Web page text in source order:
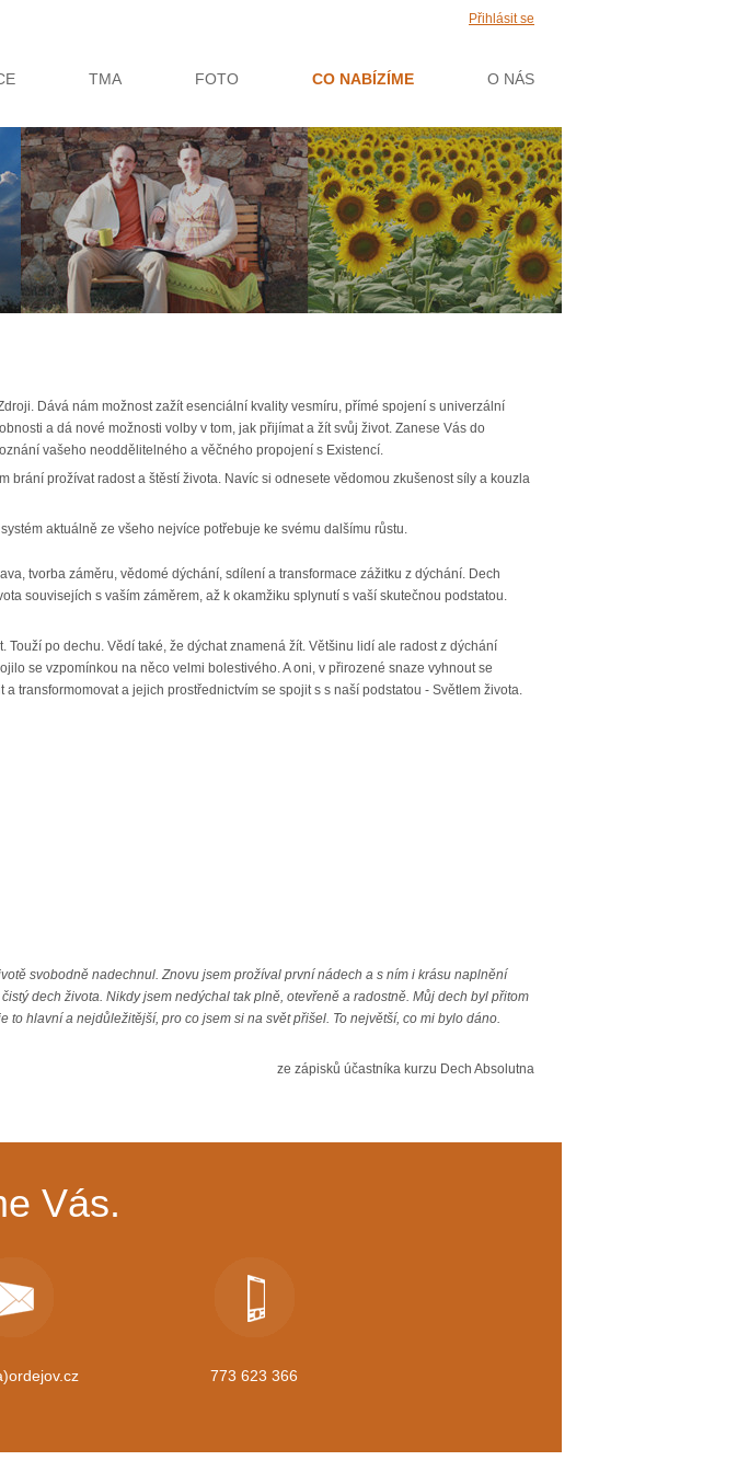
Přihlásit se
TMA FOTO CO NABÍZÍME O NÁS
Dává nám možnost zažít esenciální kvality vesmíru, přímé spojení s univerzální
a dá nové možnosti volby v tom, jak přijímat a žít svůj život. Zanese Vás do
vašeho neoddělitelného a věčného propojení s Existencí.
brání prožívat radost a štěstí života. Navíc si odnesete vědomou zkušenost síly a kouzla
aktuálně ze všeho nejvíce potřebuje ke svému dalšímu růstu.
tvorba záměru, vědomé dýchání, sdílení a transformace zážitku z dýchání. Dech
souvisejích s vaším záměrem, až k okamžiku splynutí s vaší skutečnou podstatou.
po dechu. Vědí také, že dýchat znamená žít. Většinu lidí ale radost z dýchání
se vzpomínkou na něco velmi bolestivého. A oni, v přirozené snaze vyhnout se
transformomovat a jejich prostřednictvím se spojit s s naší podstatou - Světlem života.
svobodně nadechnul. Znovu jsem prožíval první nádech a s ním i krásu naplnění
dech života. Nikdy jsem nedýchal tak plně, otevřeně a radostně. Můj dech byl přitom
hlavní a nejdůležitější, pro co jsem si na svět přišel. To největší, co mi bylo dáno.
ze zápisků účastníka kurzu Dech Absolutna
Vás.
773 623 366